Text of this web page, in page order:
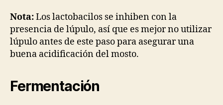
Nota:Los lactobacilos se inhiben con la
presencia de lúpulo, así que es mejor no utilizar
lúpulo antes de este paso para asegurar una
buena acidificación del mosto.
Fermentación